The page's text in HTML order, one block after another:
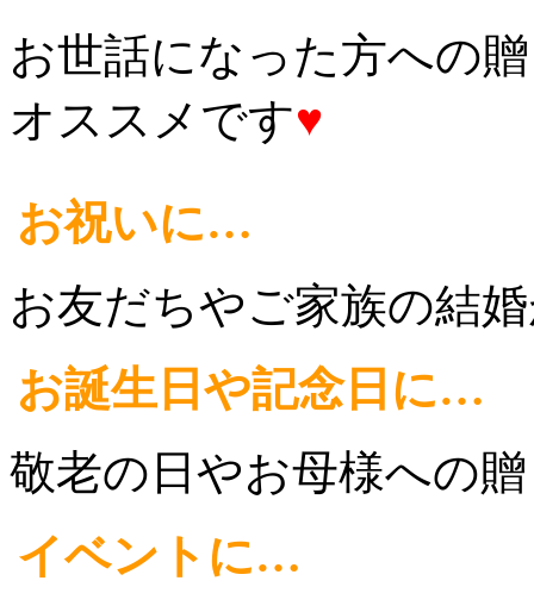
お世話になった方への
オススメです♥
お祝いに…
お友だちやご家族の結
お誕生日や記念日に…
敬老の日やお母様への
イベントに…